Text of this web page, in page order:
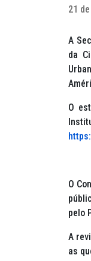
21
A
da
O
O
pelo
A
as